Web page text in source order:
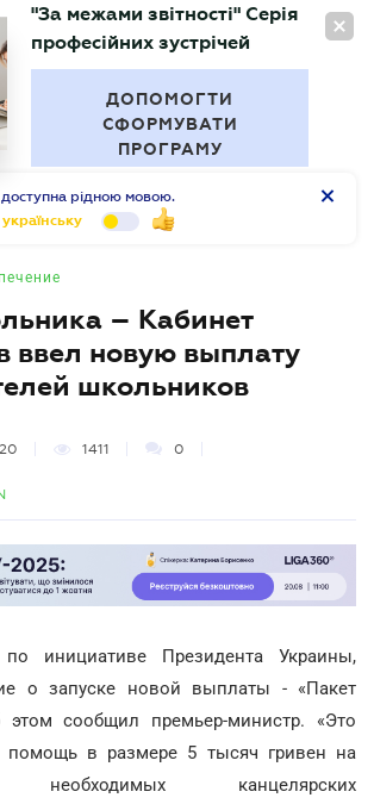
RU
"За межами звітності" Серія
професійних зустрічей
ДОПОМОГТИ
СФОРМУВАТИ
ПРОГРАМУ
доступна рідною мовою.
– Кабинет
ввел новую выплату
школьников
1411 0
по инициативе Президента Украины,
о запуске новой выплаты - «Пакет
этом сообщил премьер-министр. «Это
помощь в размере 5 тысяч гривен на
необходимых канцелярских